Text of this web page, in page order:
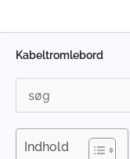
Kabeltromlebord
Indhold